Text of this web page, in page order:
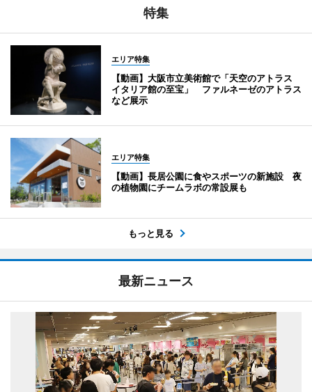
特集
エリア特集
【動画】大阪市立美術館で「天空のアトラス
イタリア館の至宝」 ファルネーゼのアトラス
など展示
エリア特集
【動画】長居公園に食やスポーツの新施設 夜
の植物園にチームラボの常設展も
もっと見る
最新ニュース